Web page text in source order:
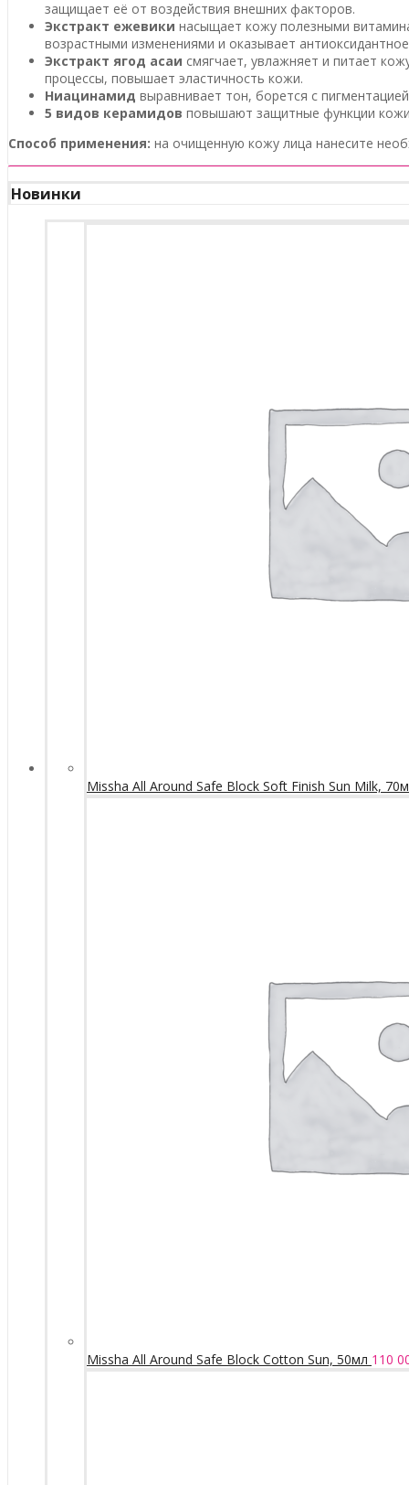
защищает её от воздействия внешних факторов.
Экстракт ежевики насыщает кожу полезными
возрастными изменениями и оказывает
Экстракт ягод асаи смягчает, увлажняет и питает
процессы, повышает эластичность кожи.
Ниацинамид выравнивает тон, борется с
5 видов керамидов повышают защитные функции
Способ применения: на очищенную кожу лица нанесите
Новинки
Missha All Around Safe Block Soft Finish Sun Milk,
Missha All Around Safe Block Cotton Sun, 50мл 110